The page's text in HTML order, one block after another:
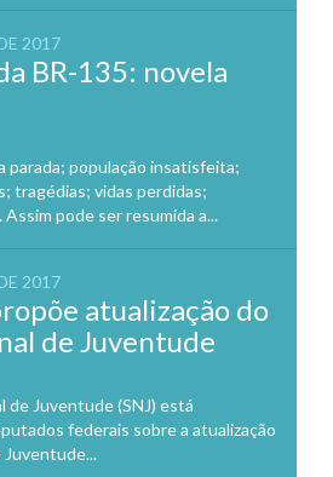
2017
BR-135: novela
parada; população insatisfeita;
tragédias; vidas perdidas;
pode ser resumida a...
2017
atualização do
de Juventude
de Juventude (SNJ) está
federais sobre a atualização
Juventude...